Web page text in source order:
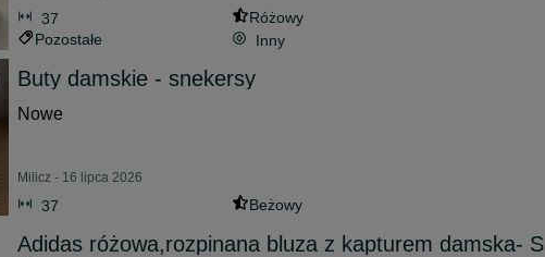
37
Różowy
Pozostałe
Inny
Buty damskie - snekersy
Nowe
Milicz - 16 lipca 2026
37 Beżowy
Adidas różowa,rozpinana bluza z kapturem damska- S